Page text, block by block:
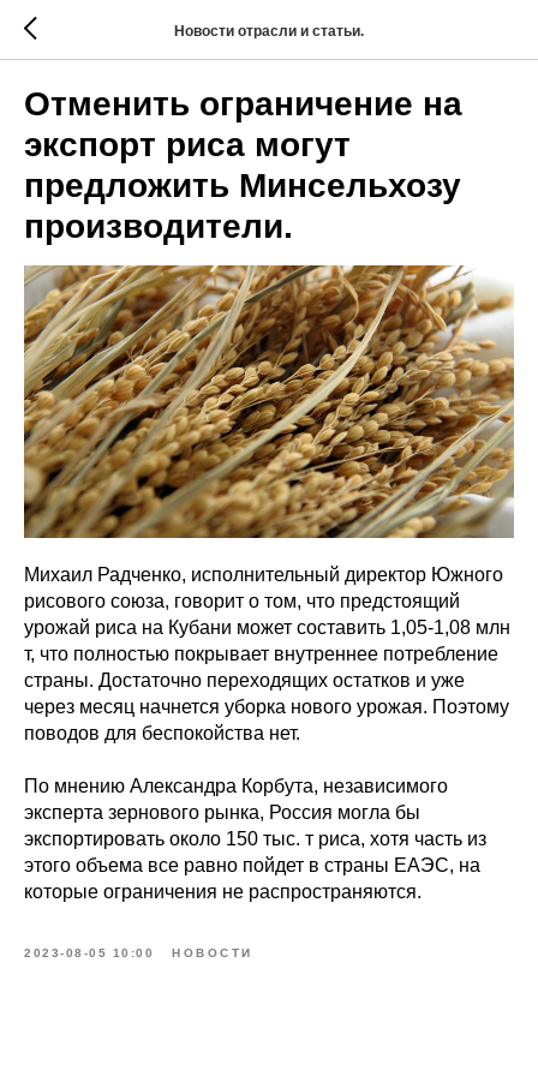
Новости отрасли и статьи.
Отменить ограничение на
экспорт риса могут
предложить Минсельхозу
производители.
Михаил Радченко, исполнительный директор Южного
рисового союза, говорит о том, что предстоящий
урожай риса на Кубани может составить 1,05-1,08 млн
т, что полностью покрывает внутреннее потребление
страны. Достаточно переходящих остатков и уже
через месяц начнется уборка нового урожая. Поэтому
поводов для беспокойства нет.
По мнению Александра Корбута, независимого
эксперта зернового рынка, Россия могла бы
экспортировать около 150 тыс. т риса, хотя часть из
этого объема все равно пойдет в страны ЕАЭС, на
которые ограничения не распространяются.
2023-08-05 10:00 НОВОСТИ